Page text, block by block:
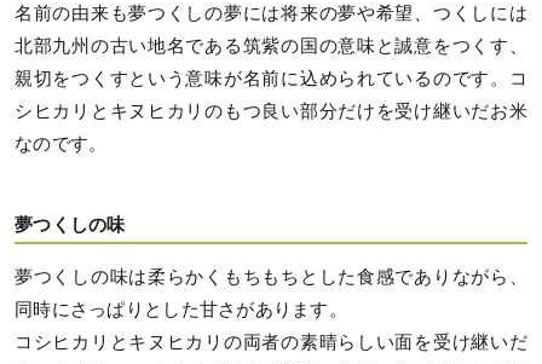
名前の由来も夢つくしの夢には将来の夢や希望、つくしには
北部九州の古い地名である筑紫の国の意味と誠意をつくす、
親切をつくすという意味が名前に込められているのです。コ
シヒカリとキヌヒカリのもつ良い部分だけを受け継いだお米
なのです。
夢つくしの味
夢つくしの味は柔らかくもちもちとした食感でありながら、
同時にさっぱりとした甘さがあります。
コシヒカリとキヌヒカリの両者の素晴らしい面を受け継いだ